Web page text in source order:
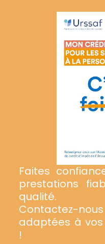
Faites
prestations
qualité.
Contactez-
adaptées à
!